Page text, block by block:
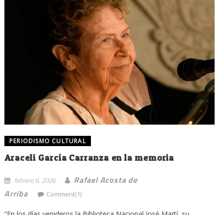
PERIODISMO CULTURAL
Araceli García Carranza en la memoria
febrero 6, 2026
Rafael Acosta de
Arriba
Comment(1)